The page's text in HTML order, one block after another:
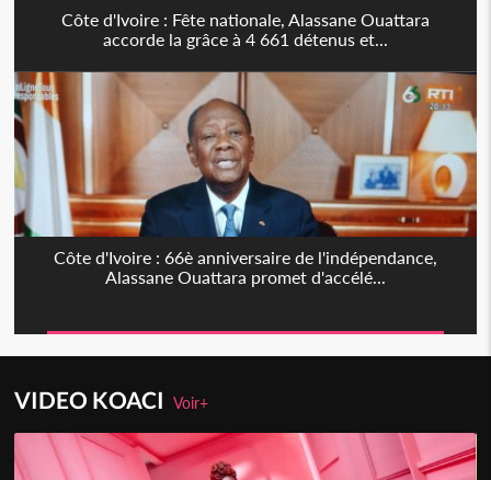
Côte d'Ivoire : Fête nationale, Alassane Ouattara
accorde la grâce à 4 661 détenus et...
Côte d'Ivoire : 66è anniversaire de l'indépendance,
Alassane Ouattara promet d'accélé...
VIDEO KOACIVoir+